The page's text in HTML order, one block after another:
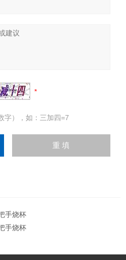
字），如：三加四=7
手烧杯
手烧杯